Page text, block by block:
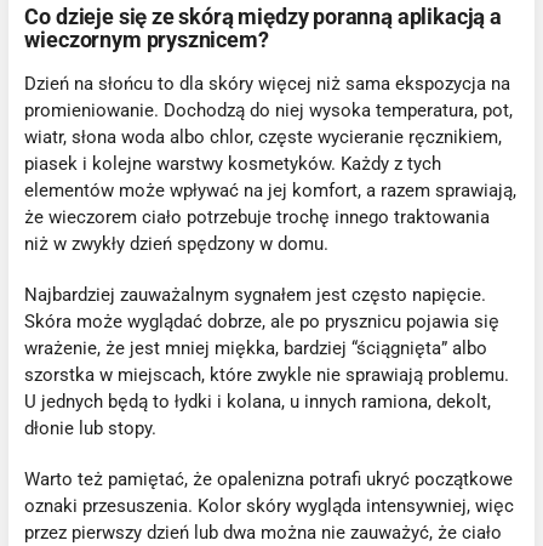
Co dzieje się ze skórą między poranną aplikacją a
wieczornym prysznicem?
Dzień na słońcu to dla skóry więcej niż sama ekspozycja na
promieniowanie. Dochodzą do niej wysoka temperatura, pot,
wiatr, słona woda albo chlor, częste wycieranie ręcznikiem,
piasek i kolejne warstwy kosmetyków. Każdy z tych
elementów może wpływać na jej komfort, a razem sprawiają,
że wieczorem ciało potrzebuje trochę innego traktowania
niż w zwykły dzień spędzony w domu.
Najbardziej zauważalnym sygnałem jest często napięcie.
Skóra może wyglądać dobrze, ale po prysznicu pojawia się
wrażenie, że jest mniej miękka, bardziej “ściągnięta” albo
szorstka w miejscach, które zwykle nie sprawiają problemu.
U jednych będą to łydki i kolana, u innych ramiona, dekolt,
dłonie lub stopy.
Warto też pamiętać, że opalenizna potrafi ukryć początkowe
oznaki przesuszenia. Kolor skóry wygląda intensywniej, więc
przez pierwszy dzień lub dwa można nie zauważyć, że ciało